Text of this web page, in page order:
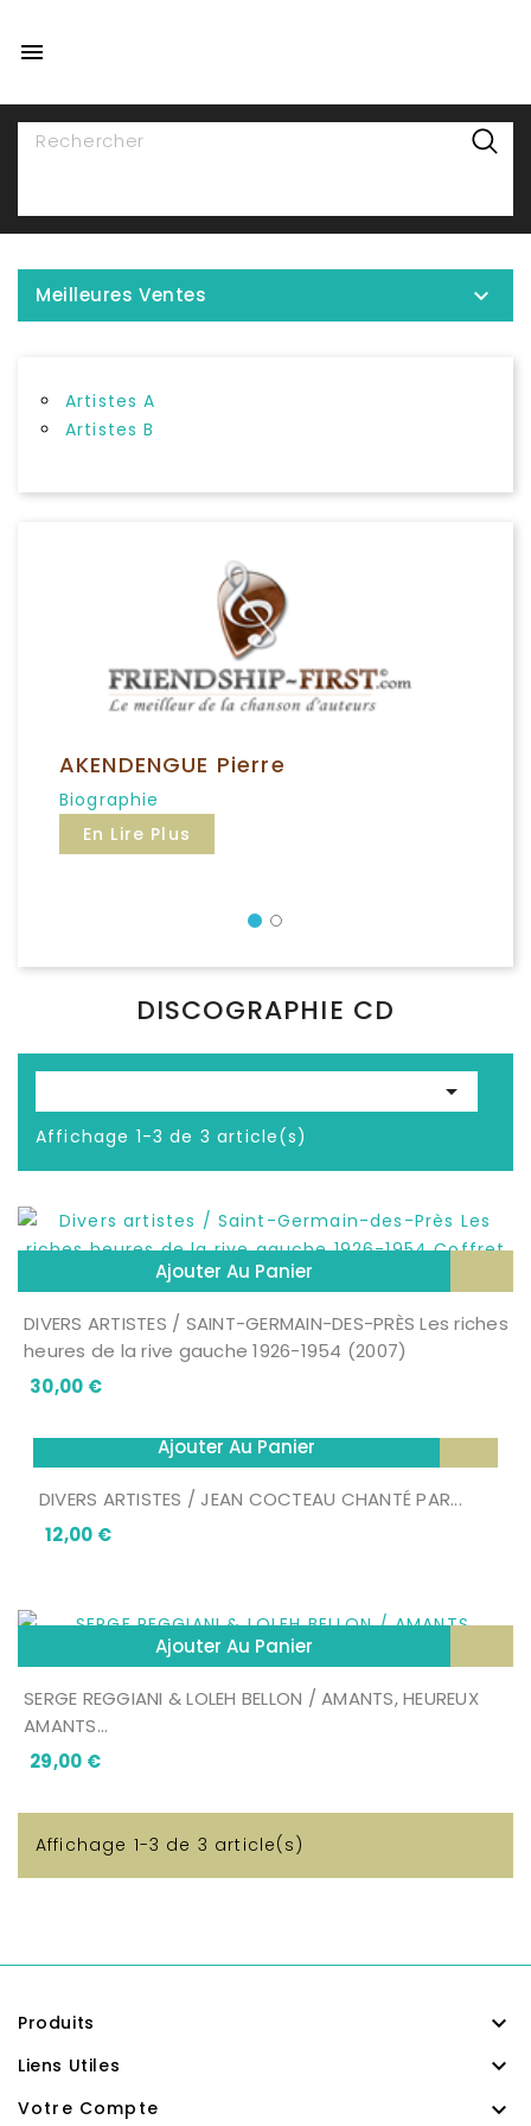

Meilleures Ventes 
Artistes A
Artistes B
AKENDENGUE Pierre
Biographie
En Lire Plus
DISCOGRAPHIE CD

Affichage 1-3 de 3 article(s)
Ajouter Au Panier
DIVERS ARTISTES / SAINT-GERMAIN-DES-PRÈS Les riches
heures de la rive gauche 1926-1954 (2007)
30,00 €Prix
Ajouter Au Panier
DIVERS ARTISTES / JEAN COCTEAU CHANTÉ PAR...
12,00 €Prix
Ajouter Au Panier
SERGE REGGIANI & LOLEH BELLON / AMANTS, HEUREUX
AMANTS...
29,00 €Prix
Affichage 1-3 de 3 article(s)
Produits 
Liens Utiles 
Votre Compte 